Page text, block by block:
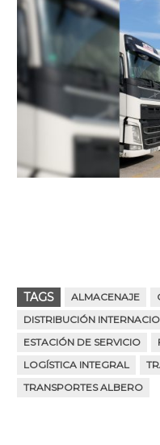
TAGS ALMACENAJE
DISTRIBUCIÓN
ESTACIÓN DE SERVICIO
LOGÍSTICA INTEGRAL
TRANSPORTES ALBERO